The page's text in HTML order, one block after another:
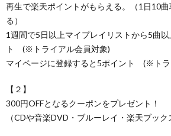
再生で楽天ポイントがもらえる。（1日10
る）
1週間で5日以上マイプレイリストから5曲
ト (※トライアル会員対象)
マイページに登録すると5ポイント (※トラ
【２】
300円OFFとなるクーポンをプレゼント！
（CDや音楽DVD・ブルーレイ・楽天ブック